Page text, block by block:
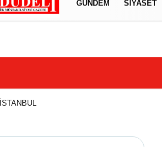
Çerez Politikası
GÜNDEM SIYASET
İSTANBUL